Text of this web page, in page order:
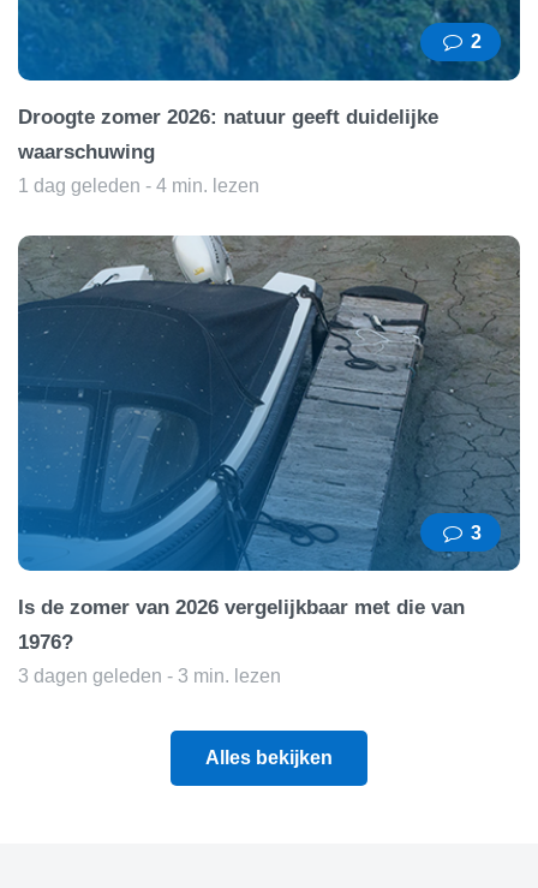
2
Droogte zomer 2026: natuur geeft duidelijke
waarschuwing
1 dag geleden - 4 min. lezen
3
Is de zomer van 2026 vergelijkbaar met die van
1976?
3 dagen geleden - 3 min. lezen
Alles bekijken